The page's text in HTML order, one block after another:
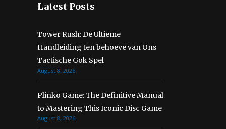
Latest Posts
Tower Rush: De Ultieme
Handleiding ten behoeve van Ons
Tactische Gok Spel
August 8, 2026
Plinko Game: The Definitive Manual
to Mastering This Iconic Disc Game
August 8, 2026